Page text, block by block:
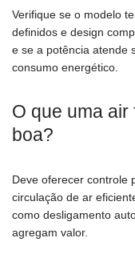
Verifique se o modelo
definidos e design
e se a potência atende
consumo energético.
O que uma
boa?
Deve oferecer controle
circulação de ar
como desligamento
agregam valor.